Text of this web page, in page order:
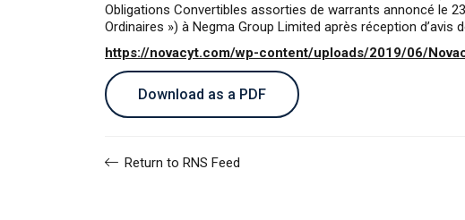
Obligations Convertibles assorties de warrants annoncé le
Ordinaires ») à Negma Group Limited après réception
https://novacyt.com/wp-content/uploads/2019/06/
Download as a PDF
Return to RNS Feed